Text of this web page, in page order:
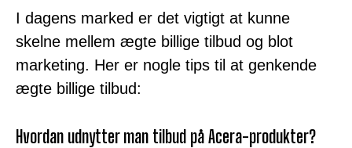
I dagens marked er det vigtigt at kunne
skelne mellem ægte billige tilbud og blot
marketing. Her er nogle tips til at genkende
ægte billige tilbud:
Hvordan udnytter man tilbud på Acera-produkter?